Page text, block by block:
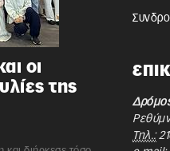
οι
της
Τηλ.: